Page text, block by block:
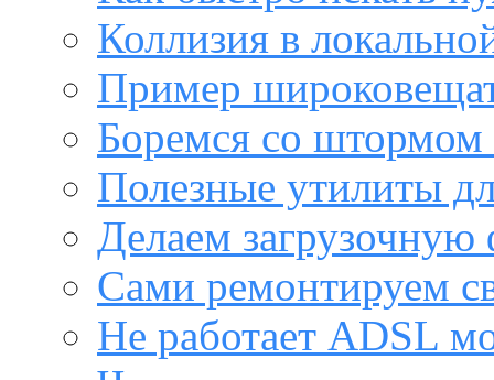
Коллизия в
Пример
Боремся со штормом
Полезные утилиты
Делаем
Сами ремонтируем
Не работает ADSL